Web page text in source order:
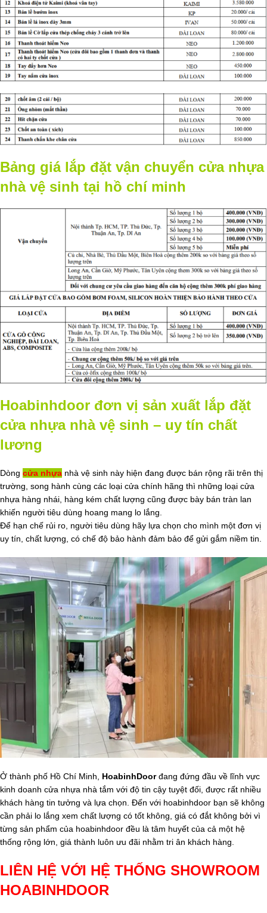
Bảng giá lắp đặt vận chuyển cửa nhựa
nhà vệ sinh tại hồ chí minh
Hoabinhdoor đơn vị sản xuất lắp đặt
cửa nhựa nhà vệ sinh – uy tín chất
lương
Dòng cửa nhựa nhà vệ sinh này hiện đang được bán rộng rãi trên thị
trường, song hành cùng các loại cửa chính hãng thì những loại cửa
nhựa hàng nhái, hàng kém chất lượng cũng được bày bán tràn lan
khiến người tiêu dùng hoang mang lo lắng.
Để hạn chế rủi ro, người tiêu dùng hãy lựa chọn cho mình một đơn vị
uy tín, chất lượng, có chế độ bảo hành đảm bảo để gửi gắm niềm tin.
Ở thành phố Hồ Chí Minh, HoabinhDoorđang đứng đầu về lĩnh vực
kinh doanh cửa nhựa nhà tắm với độ tin cậy tuyệt đối, được rất nhiều
khách hàng tin tưởng và lựa chọn. Đến với hoabinhdoor bạn sẽ không
cần phải lo lắng xem chất lượng có tốt không, giá có đắt không bởi vì
từng sản phẩm của hoabinhdoor đều là tâm huyết của cả một hệ
thống rộng lớn, giá thành luôn ưu đãi nhằm tri ân khách hàng.
LIÊN HỆ VỚI HỆ THỐNG SHOWROOM
HOABINHDOOR